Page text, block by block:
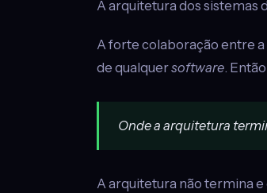
A arquitetura dos sistemas
A forte colaboração entre
de qualquersoftware.
Onde a arquitetura
A arquitetura não termina e